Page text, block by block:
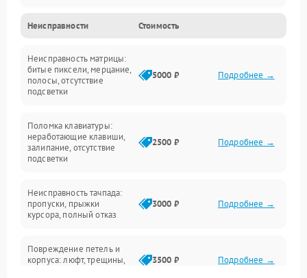
Устройства
Программные ошибки
Электрические и системные сбои
Интерфейсные проблемы
Батарея
Сеть и интернет
Неисправности Стоимость
Неисправность матрицы:
битые пиксели, мерцание,
полосы, отсутствие
подсветки
5000 ₽ Подробнее →
Поломка клавиатуры:
неработающие клавиши,
залипание, отсутствие
подсветки
2500 ₽ Подробнее →
Неисправность тачпада:
пропуски, прыжки
курсора, полный отказ
3000 ₽ Подробнее →
Повреждение петель и
корпуса: люфт, трещины,
3500 ₽ Подробнее →